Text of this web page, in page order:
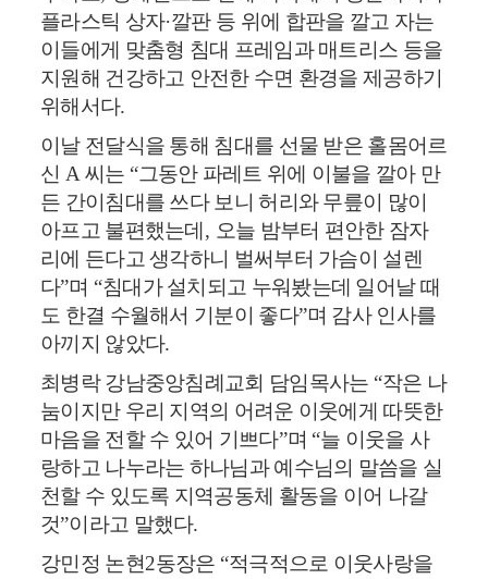
플라스틱 상자·깔판 등 위에 합판을 깔고 자는
이들에게 맞춤형 침대 프레임과 매트리스 등을
지원해 건강하고 안전한 수면 환경을 제공하기
위해서다.
이날 전달식을 통해 침대를 선물 받은 홀몸어르
신 A 씨는 “그동안 파레트 위에 이불을 깔아 만
든 간이침대를 쓰다 보니 허리와 무릎이 많이
아프고 불편했는데 , 오늘 밤부터 편안한 잠자
리에 든다고 생각하니 벌써부터 가슴이 설렌
다”며 “침대가 설치되고 누워봤는데 일어날 때
도 한결 수월해서 기분이 좋다”며 감사 인사를
아끼지 않았다.
최병락 강남중앙침례교회 담임목사는 “작은 나
눔이지만 우리 지역의 어려운 이웃에게 따뜻한
마음을 전할 수 있어 기쁘다”며 “늘 이웃을 사
랑하고 나누라는 하나님과 예수님의 말씀을 실
천할 수 있도록 지역공동체 활동을 이어 나갈
것”이라고 말했다.
강민정 논현2동장은 “적극적으로 이웃사랑을